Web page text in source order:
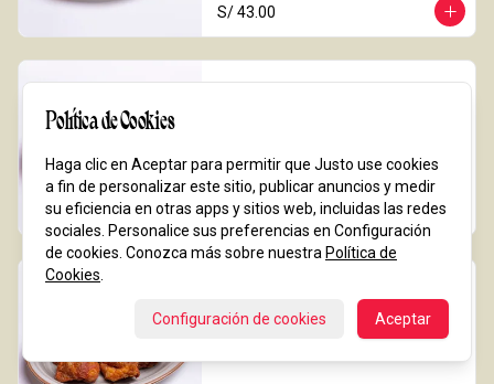
S/ 43.00
Chi Jau Kay Media Porción
S/ 31.00
Trozos de pollo parte pierna fritos
acompañado con salsa de limón con
Política de Cookies
Haga clic en Aceptar para permitir que Justo use cookies
a fin de personalizar este sitio, publicar anuncios y medir
su eficiencia en otras apps y sitios web, incluidas las redes
sociales. Personalice sus preferencias en Configuración
de cookies. Conozca más sobre nuestra Política de
Cookies
Configuración de cookies Aceptar